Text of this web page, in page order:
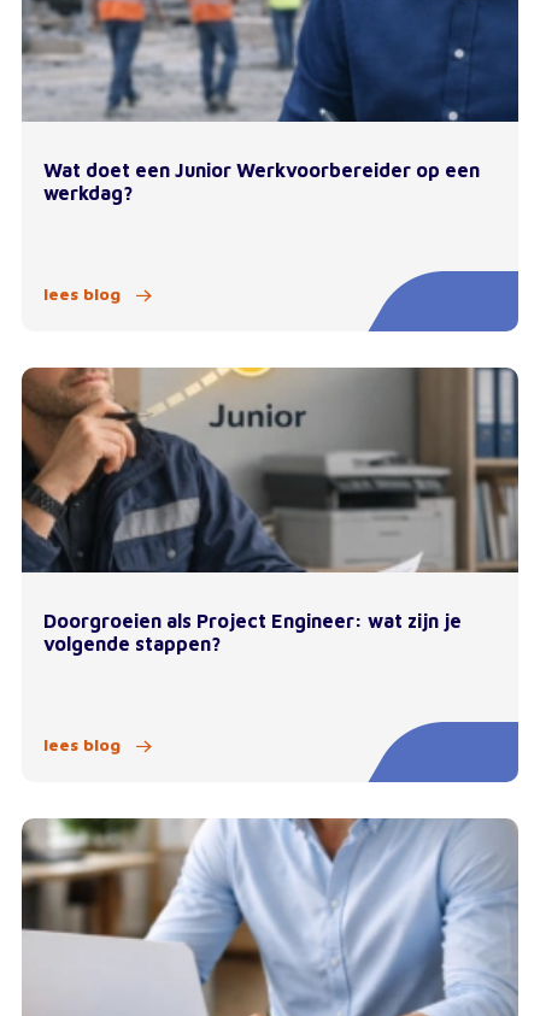
Wat doet een Junior Werkvoorbereider op een
werkdag?
lees blog
Doorgroeien als Project Engineer: wat zijn je
volgende stappen?
lees blog